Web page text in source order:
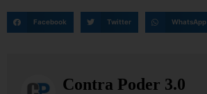
Facebook Twitter WhatsApp
Contra Poder 3.0